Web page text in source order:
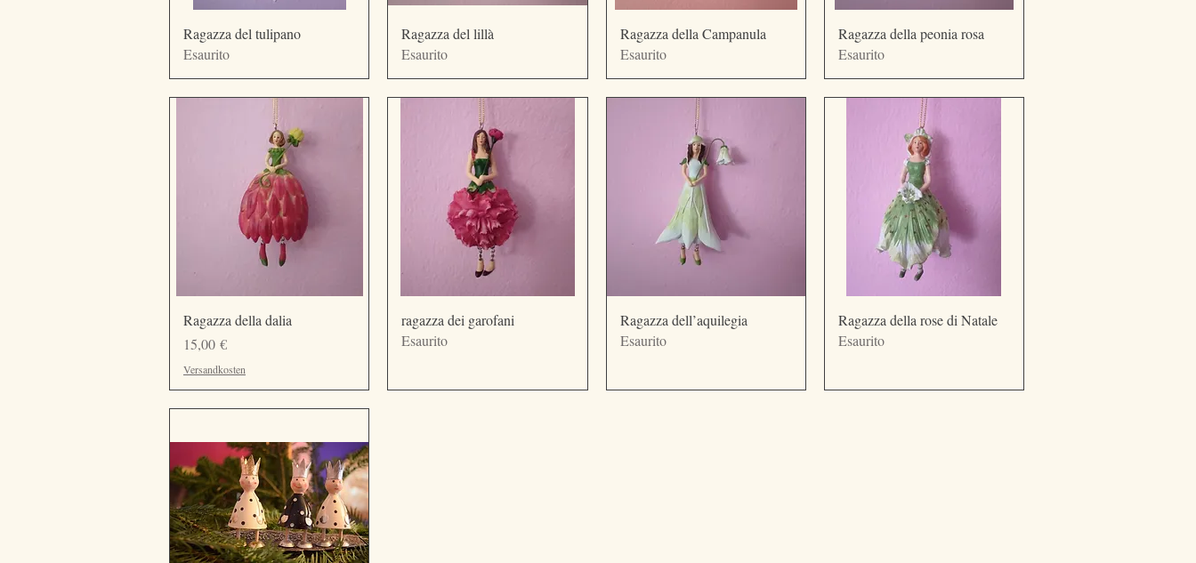
Vista rapida
Ragazza del tulipano
Esaurito
Vista rapida
Ragazza del lillà
Esaurito
Vista rapida
Ragazza della Campanula
Esaurito
Vista rapida
Ragazza della peonia rosa
Esaurito
Vista rapida
Ragazza della dalia
Prezzo
15,00 €
Versandkosten
Vista rapida
ragazza dei garofani
Esaurito
Vista rapida
Ragazza dell’aquilegia
Esaurito
Vista rapida
Ragazza della rose di Natale
Esaurito